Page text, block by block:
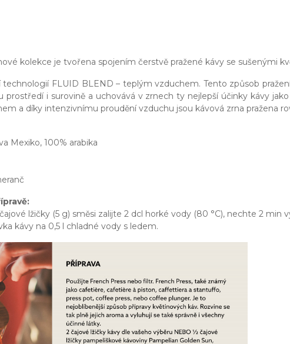
kolekce je tvořena spojením čerstvě pražené kávy se sušenými
technologií FLUID BLEND – teplým vzduchem. Tento způsob
prostředí i surovině a uchovává v zrnech ty nejlepší účinky kávy
a díky intenzivnímu proudění vzduchu jsou kávová zrna pražena
Mexiko, 100% arabika
lžičky (5 g) směsi zalijte 2 dcl horké vody (80 °C), nechte 2 min
kávy na 0,5 l chladné vody s ledem.